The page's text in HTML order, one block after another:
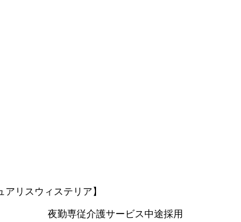
リスウィステリア】
夜勤専従介護サービス中途採用